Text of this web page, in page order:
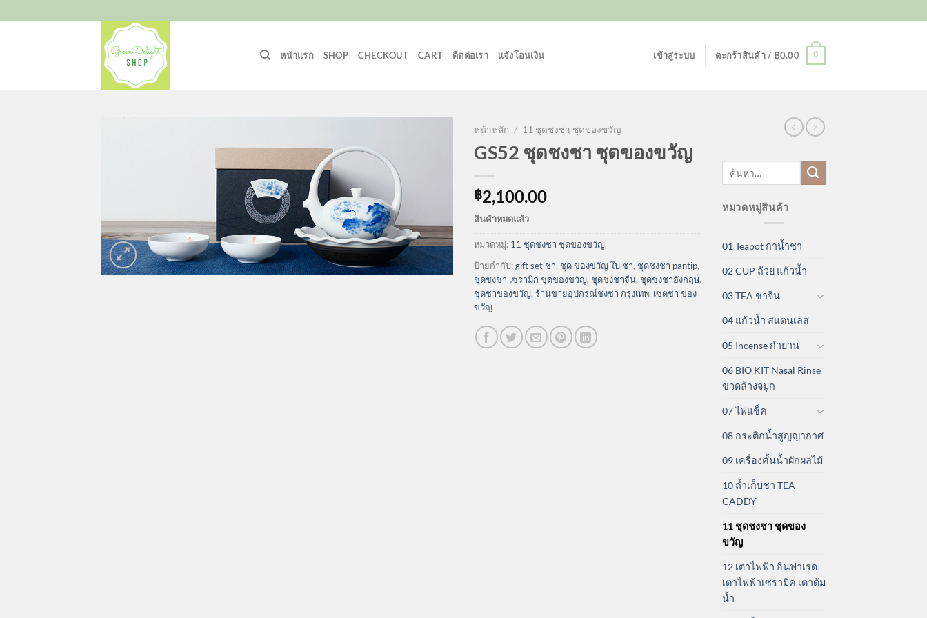
ไป
หน้าแรก SHOP CHECKOUT CART ติดต่อเรา แจ้งโอนเงิน เข้าสู่ระบบ ตะกร้าสินค้า / ฿0.00 0
หน้าหลัก / 11 ชุดชงชา ชุดของขวัญ
GS52 ชุดชงชา ชุดของขวัญ
฿2,100.00
สินค้าหมดแล้ว
หมวดหมู่: 11 ชุดชงชา ชุดของขวัญ
ป้ายกำกับ:gift set ชา, ชุด ของขวัญ ใบ ชา, ชุดชงชา pantip,
ชุดชงชา เซรามิก ชุดของขวัญ, ชุดชงชาจีน, ชุดชงชาอังกฤษ,
ชุดชาของขวัญ, ร้านขายอุปกรณ์ชงชา กรุงเทพ, เซตชา ของ
ขวัญ
ค้นหา:
หมวดหมู่สินค้า
01 Teapot กาน้ำชา
02 CUP ถ้วย แก้วน้ำ
03 TEA ชาจีน
04 แก้วน้ำ สแตนเลส
05 Incense กำยาน
06 BIO KIT Nasal Rinse
ขวดล้างจมูก
07 ไฟแช็ค
08 กระติกน้ำสูญญากาศ
09 เครื่องคั้นน้ำผักผลไม้
10 ถ้ำเก็บชา TEA
CADDY
11 ชุดชงชา ชุดของ
ขวัญ
12 เตาไฟฟ้า อินฟาเรด
เตาไฟฟ้าเซรามิค เตาต้ม
น้ำ